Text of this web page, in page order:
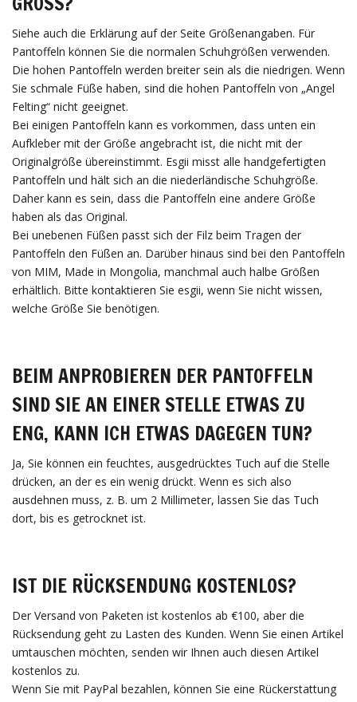
Siehe auch die Erklärung auf der Seite Größenangaben. Für
Pantoffeln können Sie die normalen Schuhgrößen verwenden.
Die hohen Pantoffeln werden breiter sein als die niedrigen. Wenn
Sie schmale Füße haben, sind die hohen Pantoffeln von „Angel
Felting“ nicht geeignet.
Bei einigen Pantoffeln kann es vorkommen, dass unten ein
Aufkleber mit der Größe angebracht ist, die nicht mit der
Originalgröße übereinstimmt. Esgii misst alle handgefertigten
Pantoffeln und hält sich an die niederländische Schuhgröße.
Daher kann es sein, dass die Pantoffeln eine andere Größe
haben als das Original.
Bei unebenen Füßen passt sich der Filz beim Tragen der
Pantoffeln den Füßen an. Darüber hinaus sind bei den Pantoffeln
von MIM, Made in Mongolia, manchmal auch halbe Größen
erhältlich. Bitte kontaktieren Sie esgii, wenn Sie nicht wissen,
welche Größe Sie benötigen.
BEIM ANPROBIEREN DER PANTOFFELN
SIND SIE AN EINER STELLE ETWAS ZU
ENG, KANN ICH ETWAS DAGEGEN TUN?
Ja, Sie können ein feuchtes, ausgedrücktes Tuch auf die Stelle
drücken, an der es ein wenig drückt. Wenn es sich also
ausdehnen muss, z. B. um 2 Millimeter, lassen Sie das Tuch
dort, bis es getrocknet ist.
IST DIE RÜCKSENDUNG KOSTENLOS?
Der Versand von Paketen ist kostenlos ab €100, aber die
Rücksendung geht zu Lasten des Kunden. Wenn Sie einen Artikel
umtauschen möchten, senden wir Ihnen auch diesen Artikel
kostenlos zu.
Wenn Sie mit PayPal bezahlen, können Sie eine Rückerstattung